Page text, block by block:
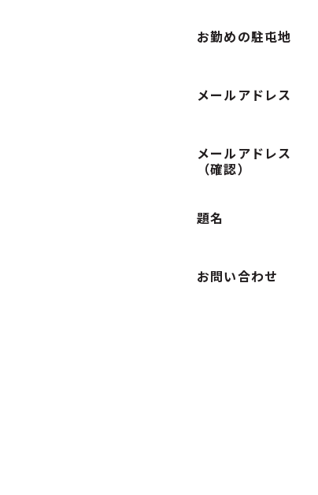
お勤めの駐屯地
メールアドレス
メールアドレス
（確認）
題名
お問い合わせ